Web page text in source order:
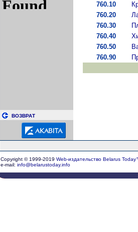
760.10
760.20
760.30
760.40
760.50
760.90
ВОЗВРАТ
Copyright © 1999-2019 Web-издательство Belarus
e-mail: info@belarustoday.info